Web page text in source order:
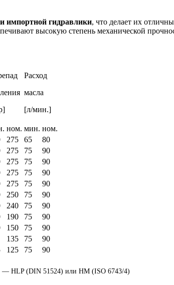
импортной гидравлики, что делает их
высокую степень механической
Расход
масла
[л/мин.]
ном. мин. ном.
275 65
80
275 75
90
275 75
90
275 75
90
275 75
90
250 75
90
240 75
90
190 75
90
150 75
90
135
75
90
125 75 90
— HLP (DIN 51524) или HM (ISO 6743/4)